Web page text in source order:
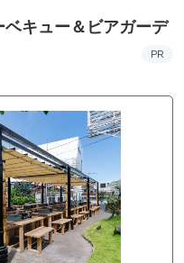
キュー＆ビアガーデ
PR